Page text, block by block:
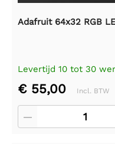
Adafruit 64x32 RGB
Levertijd 10 tot 30
€ 55,00 Incl. BTW